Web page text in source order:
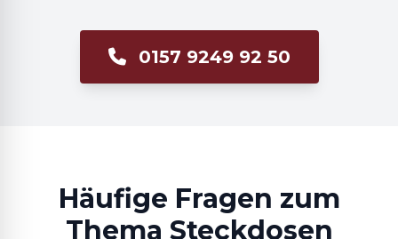
0157 9249 92 50
Häufige Fragen zum
Thema Steckdosen